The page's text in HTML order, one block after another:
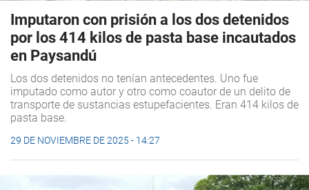
Imputaron con prisión a los dos detenidos
por los 414 kilos de pasta base incautados
en Paysandú
Los dos detenidos no tenían antecedentes. Uno fue
imputado como autor y otro como coautor de un delito de
transporte de sustancias estupefacientes. Eran 414 kilos de
pasta base.
29 DE NOVIEMBRE DE 2025 - 14:27